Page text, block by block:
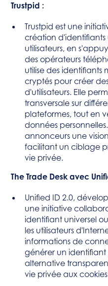
Trustpid :
Trustpid est une
création d'identifiants
utilisateurs, en
des opérateurs
utilise des identifiants
cryptés pour créer
d'utilisateurs. Elle
transversale sur
plateformes, tout en
données
annonceurs une
facilitant un ciblage
vie privée.
The Trade Desk avec
Unified ID 2.0,
une initiative
identifiant universel
les utilisateurs
informations de
générer un
alternative
vie privée aux cookies